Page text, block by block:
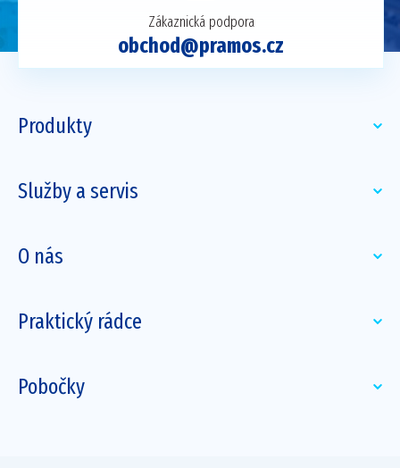
Zákaznická podpora
obchod@pramos.cz
Produkty
Služby a servis
O nás
Praktický rádce
Pobočky